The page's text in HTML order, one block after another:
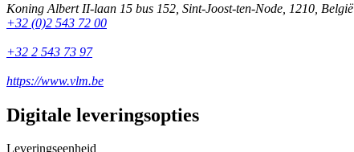
Koning Albert II-laan 15 bus 152 Sint-Joost-ten-Node 1210 België
+32 (0)2 543 72 00
+32 2 543 73 97
https://www.vlm.be
Digitale leveringsopties
Leveringseenheid